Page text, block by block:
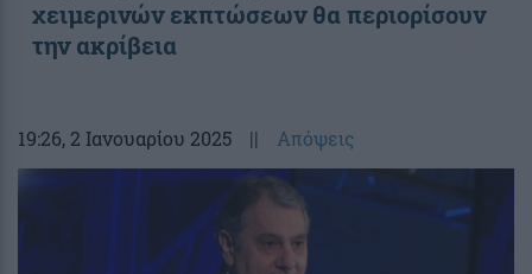
χειμερινών εκπτώσεων θα περιορίσουν
την ακρίβεια
19:26, 2 Ιανουαρίου 2025 || Απόψεις